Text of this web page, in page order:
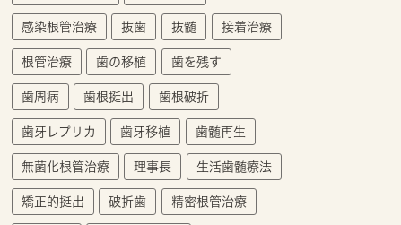
感染根管治療 抜歯 抜髄 接着治療
根管治療 歯の移植 歯を残す
歯周病 歯根挺出 歯根破折
歯牙レプリカ 歯牙移植 歯髄再生
無菌化根管治療 理事長 生活歯髄療法
矯正的挺出 破折歯 精密根管治療